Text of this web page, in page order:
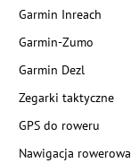
Garmin Inreach
Garmin-Zumo
Garmin Dezl
Zegarki taktyczne
GPS do roweru
Nawigacja rowerowa